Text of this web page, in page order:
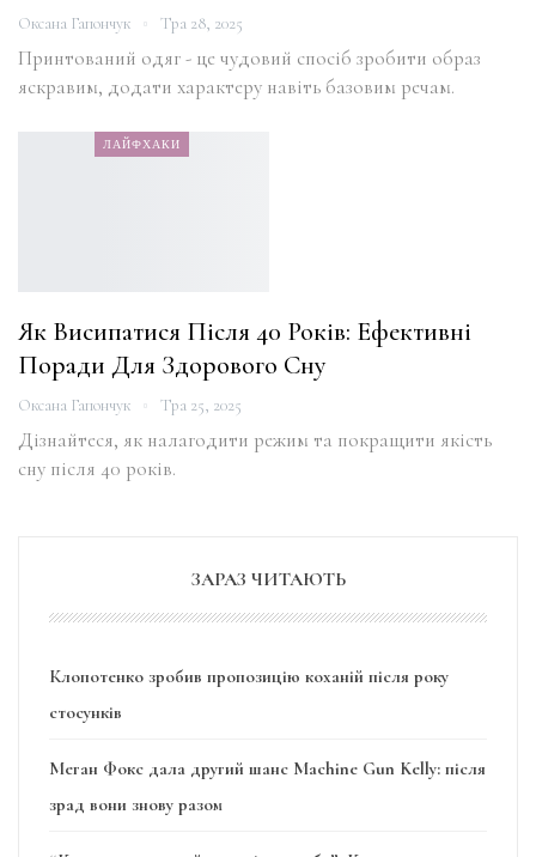
Оксана Гапончук Тра 28, 2025
Принтований одяг - це чудовий спосіб зробити образ
яскравим, додати характеру навіть базовим речам.
ЛАЙФХАКИ
Як Висипатися Після 40 Років: Ефективні
Поради Для Здорового Сну
Оксана Гапончук Тра 25, 2025
Дізнайтеся, як налагодити режим та покращити якість
сну після 40 років.
ЗАРАЗ ЧИТАЮТЬ
Клопотенко зробив пропозицію коханій після року
стосунків
Меган Фокс дала другий шанс Machine Gun Kelly: після
зрад вони знову разом